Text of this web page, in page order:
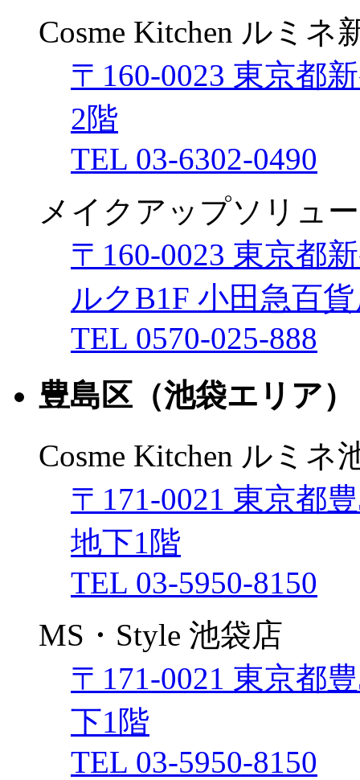
Cosme Kitchen ルミネ
〒160-0023 東京都
2階
TEL 03-6302-0490
メイクアップソリュ
〒160-0023 東京都
ルクB1F 小田急百
TEL 0570-025-888
豊島区（池袋エリア）
Cosme Kitchen ルミネ
〒171-0021 東京都
地下1階
TEL 03-5950-8150
MS・Style 池袋店
〒171-0021 東京都
下1階
TEL 03-5950-8150